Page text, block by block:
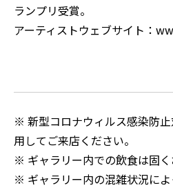
ランプリ受賞。
アーティストウェブサイト：
※ 新型コロナウィルス感染防
用してご来店ください。
※ ギャラリー内での飲食は固く
※ ギャラリー内の混雑状況に